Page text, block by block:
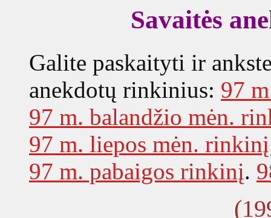
Savaitės
Galite paskaityti ir
anekdotų rinkinius: 97
97 m. balandžio mėn.
97 m. liepos mėn. rinkinį
97 m. pabaigos rinkinį.